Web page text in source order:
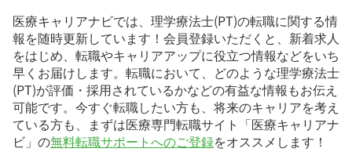
医療キャリアナビでは、理学療法士(PT)の転職に関する情
報を随時更新しています！会員登録いただくと、新着求人
をはじめ、転職やキャリアアップに役立つ情報などをいち
早くお届けします。転職において、どのような理学療法士
(PT)が評価・採用されているかなどの有益な情報もお伝え
可能です。今すぐ転職したい方も、将来のキャリアを考え
ている方も、まずは医療専門転職サイト「医療キャリアナ
ビ」の無料転職サポートへのご登録をオススメします！